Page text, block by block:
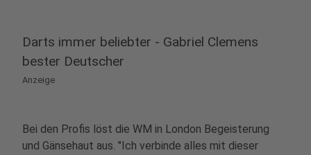
Darts immer beliebter - Gabriel Clemens
bester Deutscher
Anzeige
Bei den Profis löst die WM in London Begeisterung
und Gänsehaut aus. "Ich verbinde alles mit dieser